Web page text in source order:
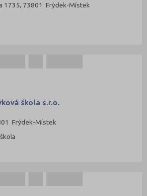
1735, 73801 Frýdek-Místek
škola s.r.o.
Frýdek-Místek